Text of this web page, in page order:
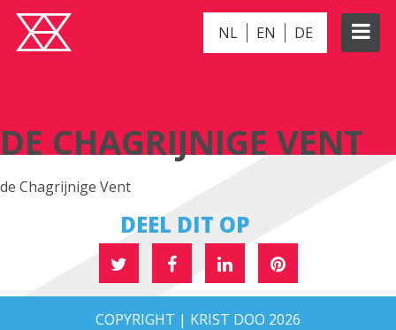
NL EN DE
DE CHAGRIJNIGE VENT
de Chagrijnige Vent
DEEL DIT OP
COPYRIGHT | KRIST DOO 2026